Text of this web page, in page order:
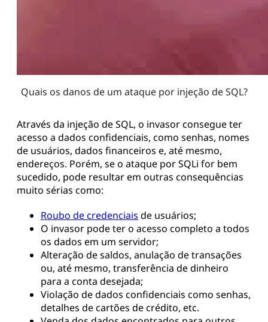
Quais os danos de um ataque por injeção de SQL?
Através da injeção de SQL, o invasor consegue ter
acesso a dados confidenciais, como senhas, nomes
de usuários, dados financeiros e, até mesmo,
endereços. Porém, se o ataque por SQLi for bem
sucedido, pode resultar em outras consequências
muito sérias como:
Roubo de credenciais de usuários;
O invasor pode ter o acesso completo a todos
os dados em um servidor;
Alteração de saldos, anulação de transações
ou, até mesmo, transferência de dinheiro
para a conta desejada;
Violação de dados confidenciais como senhas,
detalhes de cartões de crédito, etc.